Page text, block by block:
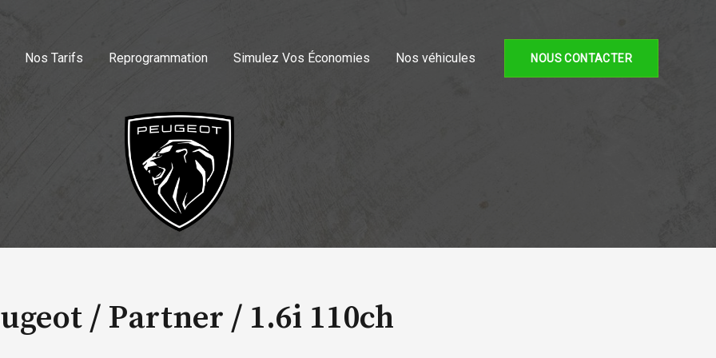
Nos Tarifs Reprogrammation Simulez Vos Économies Nos véhicules NOUS CONTACTER
/ Partner / 1.6i 110ch